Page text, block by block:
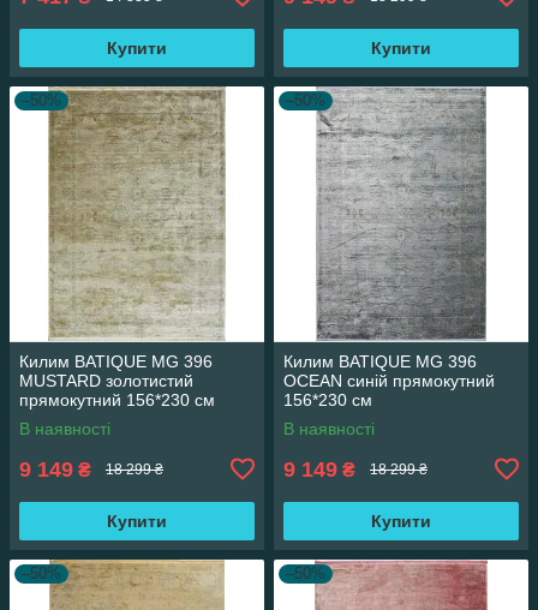
Купити Купити
–50%
Килим BATIQUE MG 396
MUSTARD золотистий
прямокутний 156*230 см
В наявності
9 149 ₴ 18 299 ₴
Купити
–50%
Килим BATIQUE MG 396
OCEAN синій прямокутний
156*230 см
В наявності
9 149 ₴ 18 299 ₴
Купити
–50% –50%